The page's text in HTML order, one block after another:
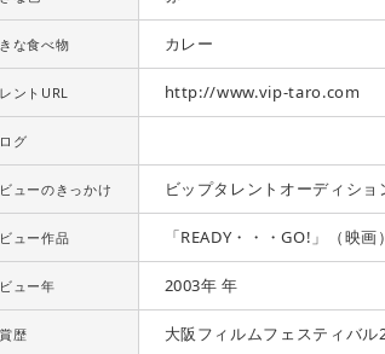
な食べ物 カレー
ントURL http://www.vip-taro.com
グ
ューのきっかけ ビップタレントオーディシ
ュー作品 「READY・・・GO!」（映画）
ュー年 2003年 年
歴 大阪フィルムフェスティバ